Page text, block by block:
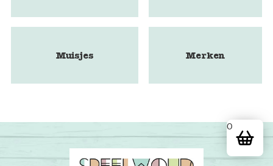
Muisjes Merken
0